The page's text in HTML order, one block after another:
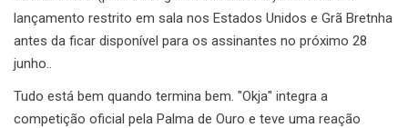
lançamento restrito em sala nos Estados Unidos e Grã Bretnha
antes da ficar disponível para os assinantes no próximo 28
junho..
Tudo está bem quando termina bem. "Okja" integra a
competição oficial pela Palma de Ouro e teve uma reação